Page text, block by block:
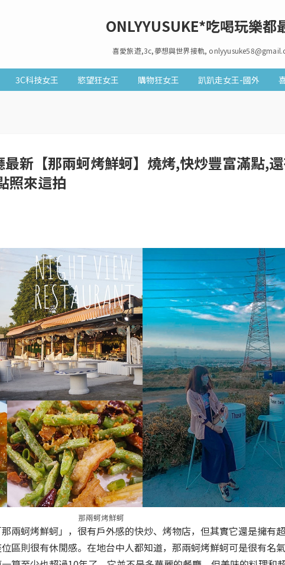
ONLYYUSUKE*吃喝玩樂都
喜愛旅遊,3c,夢想與世界接軌,
3C科技女王 慾望狂女王 購物狂女王 趴趴走女王-國外
最新【那兩蚵烤鮮蚵】燒烤,快炒豐富滿點,
照來這拍
那兩蚵烤鮮蚵
兩蚵烤鮮蚵」，很有戶外感的快炒、烤物店，但其實它還是擁有
區則很有休閒感。在地台中人都知道，那兩蚵烤鮮蚵可是很有名